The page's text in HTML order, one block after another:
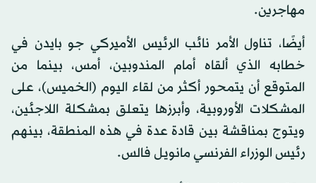
مهاجرين.
أيضًا، تناول الأمر نائب الرئيس الأميركي جو بايدن في
خطابه الذي ألقاه أمام المندوبين، أمس، بينما من
المتوقع أن يتمحور أكثر من لقاء اليوم (الخميس)، على
المشكلات الأوروبية، وأبرزها يتعلق بمشكلة اللاجئين،
ويتوج بمناقشة بين قادة عدة في هذه المنطقة، بينهم
رئيس الوزراء الفرنسي مانويل فالس.